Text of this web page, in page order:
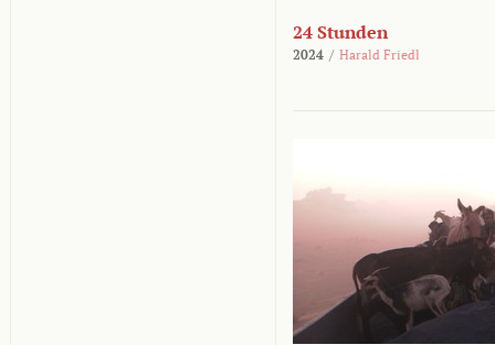
24 Stunden
2024 / Harald Friedl